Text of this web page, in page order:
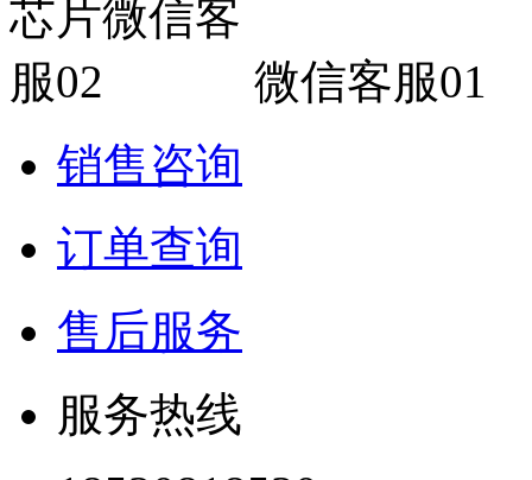
微信客服01
销售咨询
订单查询
售后服务
服务热线